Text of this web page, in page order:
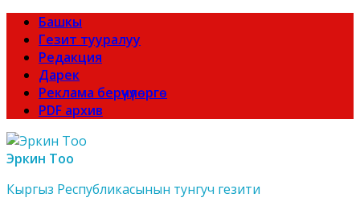
Башкы
Гезит тууралуу
Редакция
Дарек
Реклама берүүчүлөргө
PDF архив
Эркин Тоо
Кыргыз Республикасынын тунгуч гезити